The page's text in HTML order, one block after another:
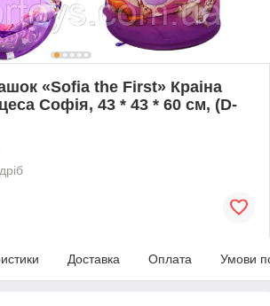
«Sofia the First» Краіна
Софія, 43 * 43 * 60 см, (D-
Доставка Оплата Умови